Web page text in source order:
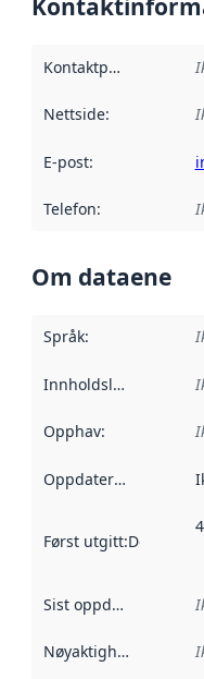
Kontaktpunkt
Nettside:
E-post:
Telefon:
Om dataene
Språk:
Innholdsleverandører
Opphav:
Oppdateringsfrekvens
Først utgitt:Denne
Sist oppdatert
Nøyaktighet